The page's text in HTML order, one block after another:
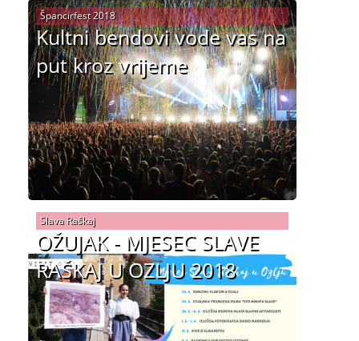
Kultni bendovi vode vas na
put kroz vrijeme
Špancirfest 2018
OŽUJAK - MJESEC SLAVE
RAŠKAJ U OZLJU 2018
Slava Raškaj